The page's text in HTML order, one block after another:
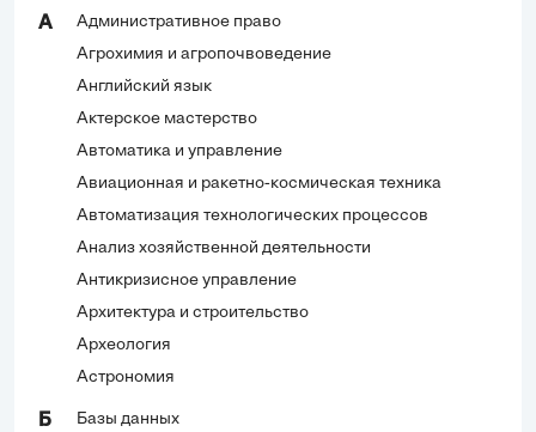
А
Административное право
Агрохимия и агропочвоведение
Английский язык
Актерское мастерство
Автоматика и управление
Авиационная и ракетно-космическая техника
Автоматизация технологических процессов
Анализ хозяйственной деятельности
Антикризисное управление
Архитектура и строительство
Археология
Астрономия
Б
Базы данных